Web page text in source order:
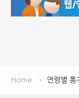
Home 연령별 통